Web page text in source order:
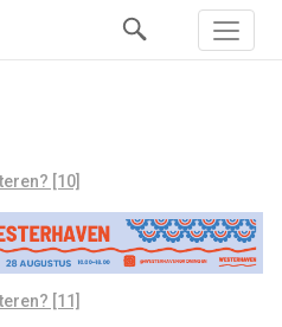
[10]
[11]